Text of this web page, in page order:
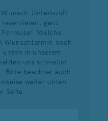
Unterkunft
ganz
Welche
Wunschtermin noch
in unserem
uns schnellst
Bitte beachtet auch
weiter unten
Seite.